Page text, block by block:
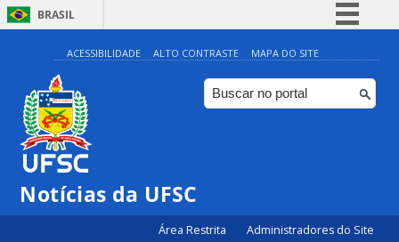
BRASIL
Simplifique!
Comunica BR
Participe
ACESSIBILIDADE ALTO CONTRASTE MAPA DO SITE
Notícias da UFSC
Área Restrita Administradores do Site